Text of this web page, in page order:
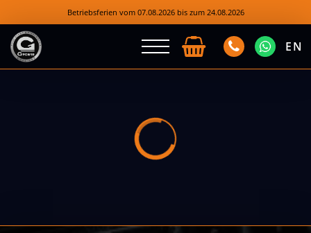
Betriebsferien vom 07.08.2026 bis zum 24.08.2026
EN